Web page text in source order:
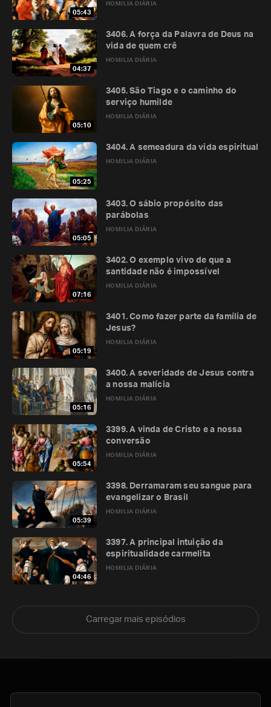
05:43
HOMILIA DIÁRIA
04:37
HOMILIA DIÁRIA
3406. A força da Palavra de Deus na
vida de quem crê
05:10
HOMILIA DIÁRIA
3405. São Tiago e o caminho do
serviço humilde
05:25
HOMILIA DIÁRIA
3404. A semeadura da vida espiritual
05:05
HOMILIA DIÁRIA
3403. O sábio propósito das
parábolas
07:16
HOMILIA DIÁRIA
3402. O exemplo vivo de que a
santidade não é impossível
05:19
HOMILIA DIÁRIA
3401. Como fazer parte da família de
Jesus?
05:16
HOMILIA DIÁRIA
3400. A severidade de Jesus contra
a nossa malícia
05:54
HOMILIA DIÁRIA
3399. A vinda de Cristo e a nossa
conversão
05:39
HOMILIA DIÁRIA
3398. Derramaram seu sangue para
evangelizar o Brasil
04:46
HOMILIA DIÁRIA
3397. A principal intuição da
espiritualidade carmelita
Carregar mais episódios